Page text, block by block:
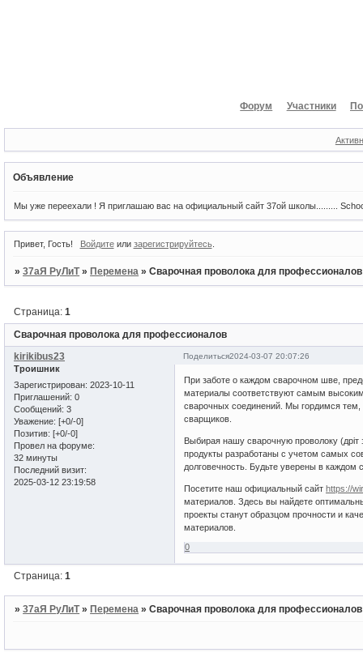
Форум Участники
Объявление
Мы уже переехали ! Я приглашаю вас на официальный сайт 37ой школы.........
Привет, Гость! Войдитеили зарегистрируйтесь.
»37аЯ РуЛиТ »Перемена »Сварочная проволока для профессионалов
Сварочная проволока для профессионалов
Страница:1
Поделиться2024-03-07 20:07:26
kirikibus23
Троишник
Зарегистрирован: 2023-10-11
Приглашений: 0
Сообщений: 3
Уважение: [+0/-0]
Позитив: [+0/-0]
Провел на форуме:
32 минуты
Последний визит:
2025-03-12 23:19:58
При заботе о каждом сварочном шве,
материалы соответствуют самым
сварочных соединений. Мы гордимся
сварщиков.
Выбирая нашу сварочную проволоку
продукты разработаны с учетом самых
долговечность. Будьте уверены в каждом
Посетите наш официальный сайтhttps://
материалов. Здесь вы найдете
проекты станут образцом прочности и
материалов.
0
Страница:1
»37аЯ РуЛиТ » Перемена »Сварочная проволока для профессионалов